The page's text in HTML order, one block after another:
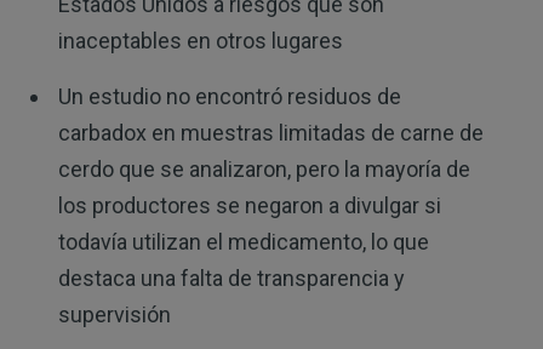
inaceptables en otros lugares
Un estudio no encontró residuos de
carbadox en muestras limitadas de carne de
cerdo que se analizaron, pero la mayoría de
los productores se negaron a divulgar si
todavía utilizan el medicamento, lo que
destaca una falta de transparencia y
supervisión